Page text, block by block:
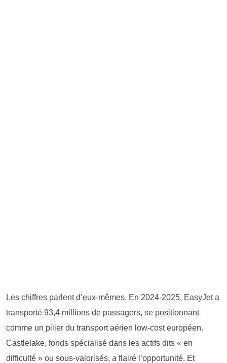
Les chiffres parlent d’eux-mêmes. En 2024-2025, EasyJet a
transporté 93,4 millions de passagers, se positionnant
comme un pilier du transport aérien low-cost européen.
Castlelake, fonds spécialisé dans les actifs dits « en
difficulté » ou sous-valorisés, a flairé l’opportunité. Et